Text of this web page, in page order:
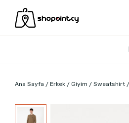
Ana Sayfa Erkek Giyim Sweatshirt